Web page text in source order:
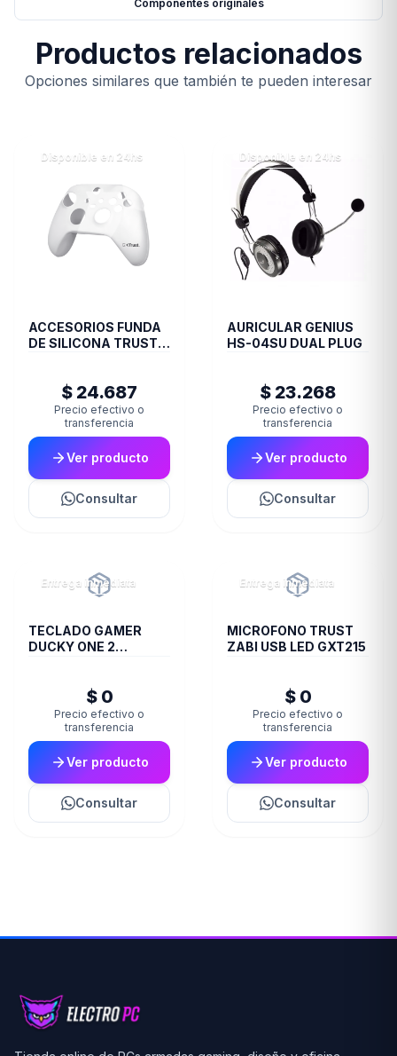
Componentes originales
Productos relacionados
Opciones similares que también te pueden interesar
Disponible en 24hs
ACCESORIOS FUNDA
DE SILICONA TRUST
$ 24.687
Precio efectivo o
transferencia
Ver producto
Consultar
Disponible en 24hs
AURICULAR GENIUS
HS-04SU DUAL PLUG
$ 23.268
Precio efectivo o
transferencia
Ver producto
Consultar
Entrega inmediata
TECLADO GAMER
DUCKY ONE 2
$ 0
Precio efectivo o
transferencia
Ver producto
Consultar
Entrega inmediata
MICROFONO TRUST
ZABI USB LED GXT215
$ 0
Precio efectivo o
transferencia
Ver producto
Consultar